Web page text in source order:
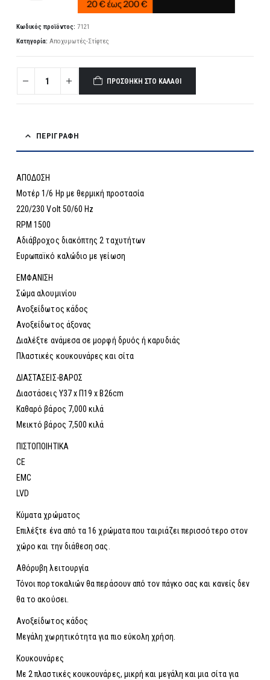
Κωδικός προϊόντος: 7121
Κατηγορία: Αποχυμωτές-Στίφτες
ΠΡΟΣΘΉΚΗ ΣΤΟ ΚΑΛΆΘΙ
ΠΕΡΙΓΡΑΦΉ
ΑΠΟΔΟΣΗ
Μοτέρ 1/6 Hp με θερμική προστασία
220/230 Volt 50/60 Hz
RPM 1500
Αδιάβροχος διακόπτης 2 ταχυτήτων
Ευρωπαϊκό καλώδιο με γείωση
ΕΜΦΑΝΙΣΗ
Σώμα αλουμινίου
Ανοξείδωτος κάδος
Ανοξείδωτος άξονας
Διαλέξτε ανάμεσα σε μορφή δρυός ή καρυδιάς
Πλαστικές κουκουνάρες και σίτα
ΔΙΑΣΤΑΣΕΙΣ-ΒΑΡΟΣ
Διαστάσεις Υ37 x Π19 x Β26cm
Καθαρό βάρος 7,000 κιλά
Μεικτό βάρος 7,500 κιλά
ΠΙΣΤΟΠΟΙΗΤΙΚΑ
CE
EMC
LVD
Κύματα χρώματος
Επιλέξτε ένα από τα 16 χρώματα που ταιριάζει περισσότερο στον
χώρο και την διάθεση σας.
Αθόρυβη λειτουργία
Τόνοι πορτοκαλιών θα περάσουν από τον πάγκο σας και κανείς δεν
θα το ακούσει.
Ανοξείδωτος κάδος
Μεγάλη χωρητικότητα για πιο εύκολη χρήση.
Κουκουνάρες
Με 2 πλαστικές κουκουνάρες, μικρή και μεγάλη και μια σίτα για